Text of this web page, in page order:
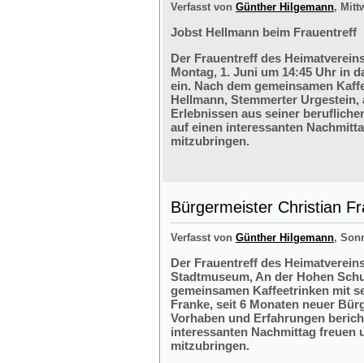
Verfasst von Günther Hilgemann,
Jobst Hellmann beim Frauentreff
Der Frauentreff des
Montag, 1. Juni um 14:45 Uhr in
ein. Nach dem gemeinsamen
Hellmann, Stemmerter
Erlebnissen aus seiner
auf einen interessanten
mitzubringen.
Bürgermeister Christian
Verfasst von Günther Hilgemann,
Der Frauentreff des
Stadtmuseum, An der Hohen
gemeinsamen Kaffeetrinken mit
Franke, seit 6 Monaten neuer
Vorhaben und Erfahrungen
interessanten Nachmittag freuen
mitzubringen.